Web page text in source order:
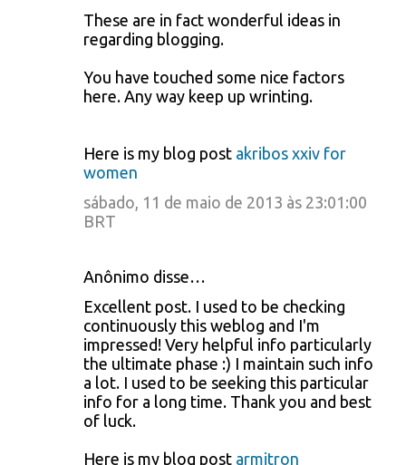
These are in fact wonderful ideas in
regarding blogging.
You have touched some nice factors
here. Any way keep up wrinting.
Here is my blog post akribos xxiv for
women
sábado, 11 de maio de 2013 às 23:01:00
BRT
Anônimo disse…
Excellent post. I used to be checking
continuously this weblog and I'm
impressed! Very helpful info particularly
the ultimate phase :) I maintain such info
a lot. I used to be seeking this particular
info for a long time. Thank you and best
of luck.
Here is my blog post armitron